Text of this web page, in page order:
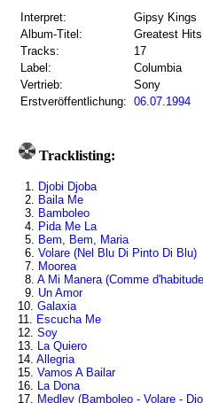
Interpret:
Gipsy Kings
Album-Titel:
Greatest Hits
Tracks:
17
Label:
Columbia
Vertrieb:
Sony
Erstveröffentlichung: 06.07.1994
Tracklisting:
1. Djobi Djoba
2. Baila Me
3. Bamboleo
4. Pida Me La
5. Bem, Bem, Maria
6. Volare (Nel Blu Di Pinto Di Blu)
7. Moorea
8. A Mi Manera (Comme
9. Un Amor
10. Galaxia
11. Escucha Me
12. Soy
13. La Quiero
14. Allegria
15. Vamos A Bailar
16. La Dona
17. Medley (Bamboleo - Volare -